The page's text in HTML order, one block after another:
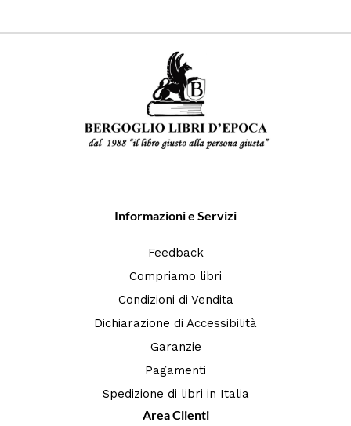
Informazioni e Servizi
Feedback
Compriamo libri
Condizioni di Vendita
Dichiarazione di Accessibilità
Garanzie
Pagamenti
Spedizione di libri in Italia
Area Clienti